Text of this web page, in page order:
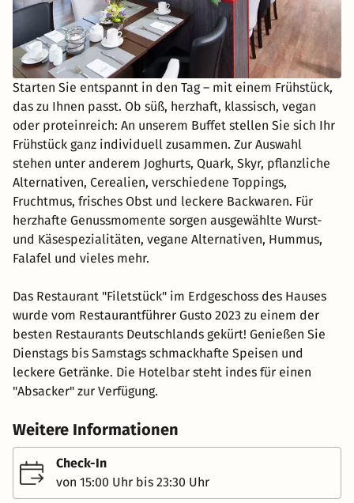
Starten Sie entspannt in den Tag – mit einem Frühstück,
das zu Ihnen passt. Ob süß, herzhaft, klassisch, vegan
oder proteinreich: An unserem Buffet stellen Sie sich Ihr
Frühstück ganz individuell zusammen. Zur Auswahl
stehen unter anderem Joghurts, Quark, Skyr, pflanzliche
Alternativen, Cerealien, verschiedene Toppings,
Fruchtmus, frisches Obst und leckere Backwaren. Für
herzhafte Genussmomente sorgen ausgewählte Wurst-
und Käsespezialitäten, vegane Alternativen, Hummus,
Falafel und vieles mehr.
Das Restaurant "Filetstück" im Erdgeschoss des Hauses
wurde vom Restaurantführer Gusto 2023 zu einem der
besten Restaurants Deutschlands gekürt! Genießen Sie
Dienstags bis Samstags schmackhafte Speisen und
leckere Getränke. Die Hotelbar steht indes für einen
"Absacker" zur Verfügung.
Weitere Informationen
Check-In
von 15:00 Uhr bis 23:30 Uhr